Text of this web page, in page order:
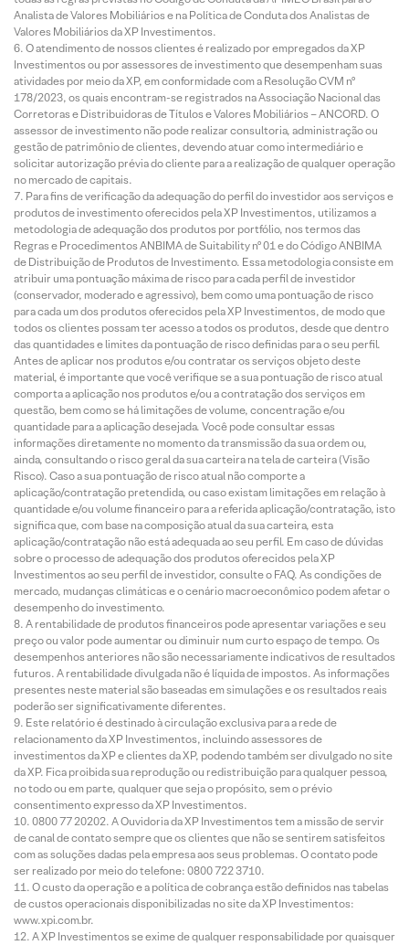
Analista de Valores Mobiliários e na Política de Conduta dos Analistas de
Valores Mobiliários da XP Investimentos.
O atendimento de nossos clientes é realizado por empregados da XP
Investimentos ou por assessores de investimento que desempenham suas
atividades por meio da XP, em conformidade com a Resolução CVM nº
178/2023, os quais encontram-se registrados na Associação Nacional das
Corretoras e Distribuidoras de Títulos e Valores Mobiliários – ANCORD. O
assessor de investimento não pode realizar consultoria, administração ou
gestão de patrimônio de clientes, devendo atuar como intermediário e
solicitar autorização prévia do cliente para a realização de qualquer operação
no mercado de capitais.
Para fins de verificação da adequação do perfil do investidor aos serviços e
produtos de investimento oferecidos pela XP Investimentos, utilizamos a
metodologia de adequação dos produtos por portfólio, nos termos das
Regras e Procedimentos ANBIMA de Suitability nº 01 e do Código ANBIMA
de Distribuição de Produtos de Investimento. Essa metodologia consiste em
atribuir uma pontuação máxima de risco para cada perfil de investidor
(conservador, moderado e agressivo), bem como uma pontuação de risco
para cada um dos produtos oferecidos pela XP Investimentos, de modo que
todos os clientes possam ter acesso a todos os produtos, desde que dentro
das quantidades e limites da pontuação de risco definidas para o seu perfil.
Antes de aplicar nos produtos e/ou contratar os serviços objeto deste
material, é importante que você verifique se a sua pontuação de risco atual
comporta a aplicação nos produtos e/ou a contratação dos serviços em
questão, bem como se há limitações de volume, concentração e/ou
quantidade para a aplicação desejada. Você pode consultar essas
informações diretamente no momento da transmissão da sua ordem ou,
ainda, consultando o risco geral da sua carteira na tela de carteira (Visão
Risco). Caso a sua pontuação de risco atual não comporte a
aplicação/contratação pretendida, ou caso existam limitações em relação à
quantidade e/ou volume financeiro para a referida aplicação/contratação, isto
significa que, com base na composição atual da sua carteira, esta
aplicação/contratação não está adequada ao seu perfil. Em caso de dúvidas
sobre o processo de adequação dos produtos oferecidos pela XP
Investimentos ao seu perfil de investidor, consulte o FAQ. As condições de
mercado, mudanças climáticas e o cenário macroeconômico podem afetar o
desempenho do investimento.
A rentabilidade de produtos financeiros pode apresentar variações e seu
preço ou valor pode aumentar ou diminuir num curto espaço de tempo. Os
desempenhos anteriores não são necessariamente indicativos de resultados
futuros. A rentabilidade divulgada não é líquida de impostos. As informações
presentes neste material são baseadas em simulações e os resultados reais
poderão ser significativamente diferentes.
Este relatório é destinado à circulação exclusiva para a rede de
relacionamento da XP Investimentos, incluindo assessores de
investimentos da XP e clientes da XP, podendo também ser divulgado no site
da XP. Fica proibida sua reprodução ou redistribuição para qualquer pessoa,
no todo ou em parte, qualquer que seja o propósito, sem o prévio
consentimento expresso da XP Investimentos.
0800 77 20202. A Ouvidoria da XP Investimentos tem a missão de servir
de canal de contato sempre que os clientes que não se sentirem satisfeitos
com as soluções dadas pela empresa aos seus problemas. O contato pode
ser realizado por meio do telefone: 0800 722 3710.
O custo da operação e a política de cobrança estão definidos nas tabelas
de custos operacionais disponibilizadas no site da XP Investimentos:
www.xpi.com.br.
A XP Investimentos se exime de qualquer responsabilidade por quaisquer